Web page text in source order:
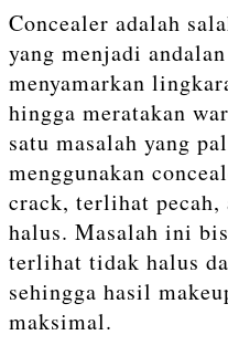
Concealer adalah
yang menjadi
menyamarkan
hingga meratakan
satu masalah yang
menggunakan
crack, terlihat pecah,
halus. Masalah ini
terlihat tidak halus
sehingga hasil
maksimal.